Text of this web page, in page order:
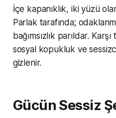
İçe kapanıklık, iki yüzü
Parlak tarafında;
bağımsızlık parıldar.
sosyal kopukluk ve
gizlenir.
Gücün Sessiz